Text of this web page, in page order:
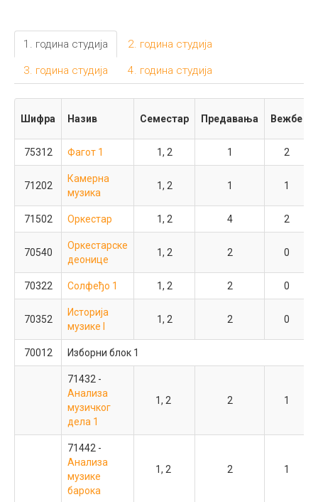
Шифра Предавања
75302 Фагот 1 1, 2
70502 Оркестар 1, 2 3 2
Камерна
музика
Анализа
музичког
дела 1
70542
Прорада
оркестарског
материјала и
читање с
листа
1, 2 1 2
70422 Солфеђо 1 1, 2 2 0
Историја
музике I
75292 Изборни блок 1Б (бира се 4 кредита)
70522 -
Камерни хор
1, 2 2
75452 -
Дувачки
ансамбли
70462 -
1. година студија 2. година студија
3. година студија 4. година студија
Шифра Назив Семестар Предавања Вежбе
75312 Фагот 1 1, 2 1 2
71202
Камерна
музика
1, 2 1 1
71502 Оркестар 1, 2 4 2
70540
Оркестарске
деонице
1, 2 2 0
70322 Солфеђо 1 1, 2 2 0
70352
Историја
музике I
1, 2 2 0
70012 Изборни блок 1
71432 -
Анализа
музичког
дела 1
1, 2 2 1
71442 -
Анализа
музике
барока
1, 2 2 1